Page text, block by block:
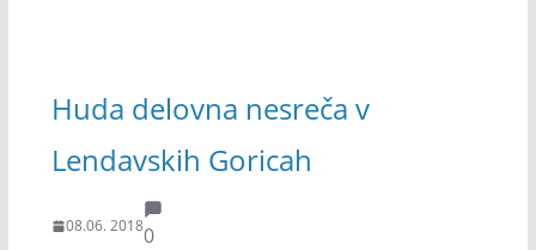
Huda delovna nesreča v
Lendavskih Goricah
08.06. 20180